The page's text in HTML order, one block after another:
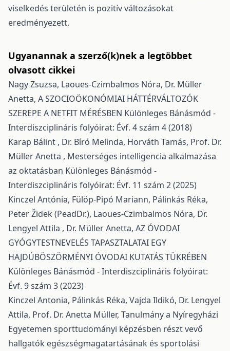
viselkedés területén is pozitív változásokat
eredményezett.
Ugyanannak a szerző(k)nek a legtöbbet
olvasott cikkei
Nagy Zsuzsa, Laoues-Czimbalmos Nóra, Dr. Müller
Anetta, A SZOCIOÖKONÓMIAI HÁTTÉRVÁLTOZÓK
SZEREPE A NETFIT MÉRÉSBEN Különleges Bánásmód -
Interdiszciplináris folyóirat: Évf. 4 szám 4 (2018)
Karap Bálint , Dr. Bíró Melinda, Horváth Tamás, Prof. Dr.
Müller Anetta , Mesterséges intelligencia alkalmazása
az oktatásban Különleges Bánásmód -
Interdiszciplináris folyóirat: Évf. 11 szám 2 (2025)
Kinczel Antónia, Fülöp-Pipó Mariann, Pálinkás Réka,
Peter Židek (PeadDr.), Laoues-Czimbalmos Nóra, Dr.
Lengyel Attila , Dr. Müller Anetta, AZ ÓVODAI
GYÓGYTESTNEVELÉS TAPASZTALATAI EGY
HAJDÚBÖSZÖRMÉNYI ÓVODAI KUTATÁS TÜKRÉBEN
Különleges Bánásmód - Interdiszciplináris folyóirat:
Évf. 9 szám 3 (2023)
Kinczel Antonia, Pálinkás Réka, Vajda Ildikó, Dr. Lengyel
Attila, Prof. Dr. Anetta Müller, Tanulmány a Nyíregyházi
Egyetemen sporttudományi képzésben részt vevő
hallgatók egészségmagatartásának és sportolási